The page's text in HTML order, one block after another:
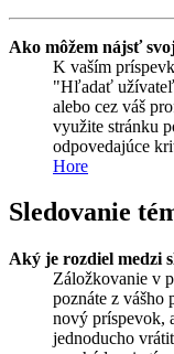
Ako môžem nájsť
K vaším
"Hľadať
alebo cez váš
využite stránku
odpovedajúce
Hore
Sledovanie
Aký je rozdiel medzi
Záložkovanie v
poznáte z vášho
nový príspevok,
jednoducho